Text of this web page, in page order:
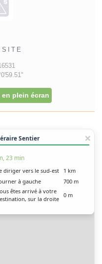
plein écran
Sentier
23 min
diriger vers le sud-est
1 km
à gauche
700 m
êtes arrivé à votre
sur la droite
0 m